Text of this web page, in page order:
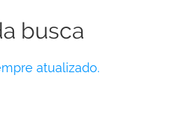
busca
atualizado.